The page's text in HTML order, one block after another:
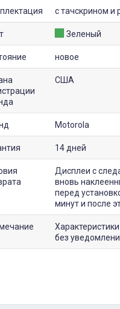
с тачскрином и
Зеленый
новое
США
Motorola
14 дней
Дисплеи с
вновь
перед
минут и после
без